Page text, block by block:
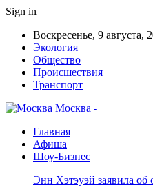
Sign in
Воскресенье, 9 августа,
Экология
Общество
Происшествия
Транспорт
Москва -
Главная
Афиша
Шоу-Бизнес
Энн Хэтэуэй заявила об